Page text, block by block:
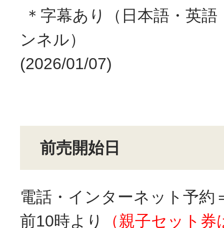
＊字幕あり（日本語・英
ンネル）
(2026/01/07)
前売開始日
電話・インターネット予約
前10時より
（親子セット